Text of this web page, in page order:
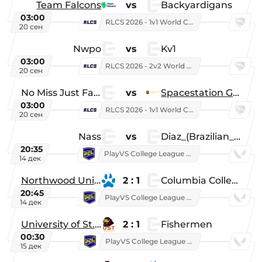
Team Falcons vs Backyardigans
03:00
20 сен
RLCS 2026 - 1v1 World Championship
Nwpo vs Kv1
03:00
20 сен
RLCS 2026 - 2v2 World Championship
No Miss Just Fake vs Spacestation Gaming
03:00
20 сен
RLCS 2026 - 1v1 World Championship
Nass vs Diaz_(Brazilian_Player)
20:35
14 дек
PlayVS College League 2025: Fall
Northwood University 2 : 1 Columbia College
20:45
14 дек
PlayVS College League 2025: Fall
University of St. Thomas 2 : 1 Fishermen
00:30
15 дек
PlayVS College League 2025: Fall